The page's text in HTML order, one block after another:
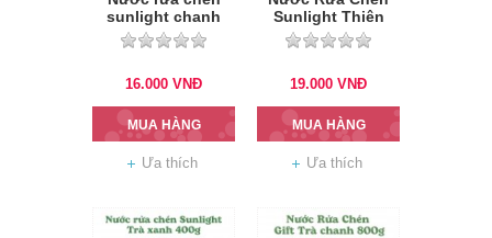
sunlight chanh
400ml
16.000 VNĐ
MUA HÀNG
Ưa thích
Sunlight Thiên
nhiên 400gr
19.000 VNĐ
MUA HÀNG
Ưa thích